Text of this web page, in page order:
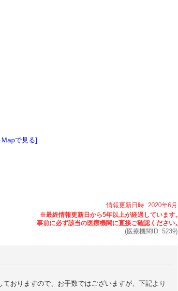
で見る]
情報更新日時: 2020年6月
(医療機関ID: 5239)
おりますので、お手数ではございますが、下記より